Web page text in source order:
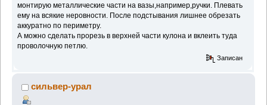
монтирую металлические части на вазы,например,ручки. Плевать
ему на всякие неровности. После подстывания лишнее обрезать
аккуратно по периметру.
А можно сделать прорезь в верхней части кулона и вклеить туда
проволочную петлю.
Записан
сильвер-урал